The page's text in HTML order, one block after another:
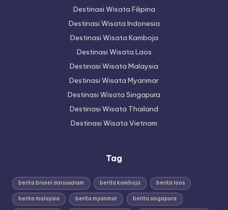
Destinasi Wisata Filipina
Destinasi Wisata Indonesia
Destinasi Wisata Kamboja
Destinasi Wisata Laos
Destinasi Wisata Malaysia
Destinasi Wisata Myanmar
Destinasi Wisata Singapura
Destinasi Wisata Thailand
Destinasi Wisata Vietnam
Tag
berita brunei darussalam berita kamboja berita laos
berita malaysia berita myanmar berita singapura